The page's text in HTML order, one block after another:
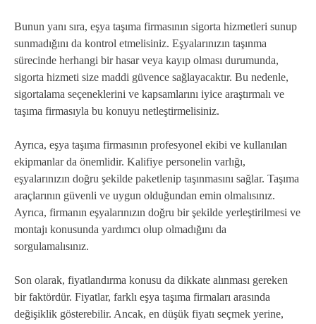
Bunun yanı sıra, eşya taşıma firmasının sigorta hizmetleri sunup
sunmadığını da kontrol etmelisiniz. Eşyalarınızın taşınma
sürecinde herhangi bir hasar veya kayıp olması durumunda,
sigorta hizmeti size maddi güvence sağlayacaktır. Bu nedenle,
sigortalama seçeneklerini ve kapsamlarını iyice araştırmalı ve
taşıma firmasıyla bu konuyu netleştirmelisiniz.
Ayrıca, eşya taşıma firmasının profesyonel ekibi ve kullanılan
ekipmanlar da önemlidir. Kalifiye personelin varlığı,
eşyalarınızın doğru şekilde paketlenip taşınmasını sağlar. Taşıma
araçlarının güvenli ve uygun olduğundan emin olmalısınız.
Ayrıca, firmanın eşyalarınızın doğru bir şekilde yerleştirilmesi ve
montajı konusunda yardımcı olup olmadığını da
sorgulamalısınız.
Son olarak, fiyatlandırma konusu da dikkate alınması gereken
bir faktördür. Fiyatlar, farklı eşya taşıma firmaları arasında
değişiklik gösterebilir. Ancak, en düşük fiyatı seçmek yerine,